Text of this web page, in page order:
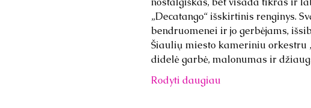
„Decatango“ išskirtinis renginys.
bendruomenei ir jo gerbėjams,
Šiaulių miesto kameriniu orkestru
didelė garbė, malonumas ir
Rodyti daugiau